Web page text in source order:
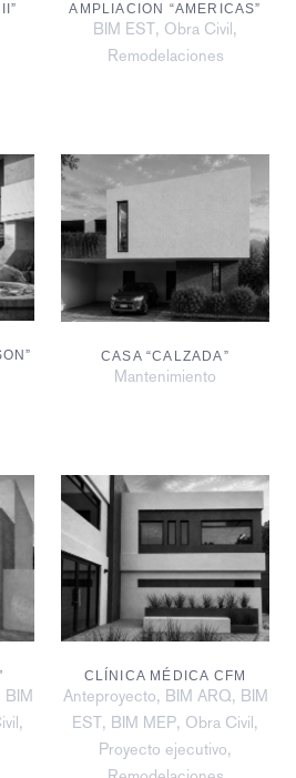
AMPLIACION “AMERICAS”
BIM EST , Obra Civil,
Remodelaciones
CASA “CALZADA”
Mantenimiento
BIM
,
CLÍNICA MÉDICA CFM
Anteproyecto, BIM ARQ, BIM
EST , BIM MEP, Obra Civil,
Proyecto ejecutivo,